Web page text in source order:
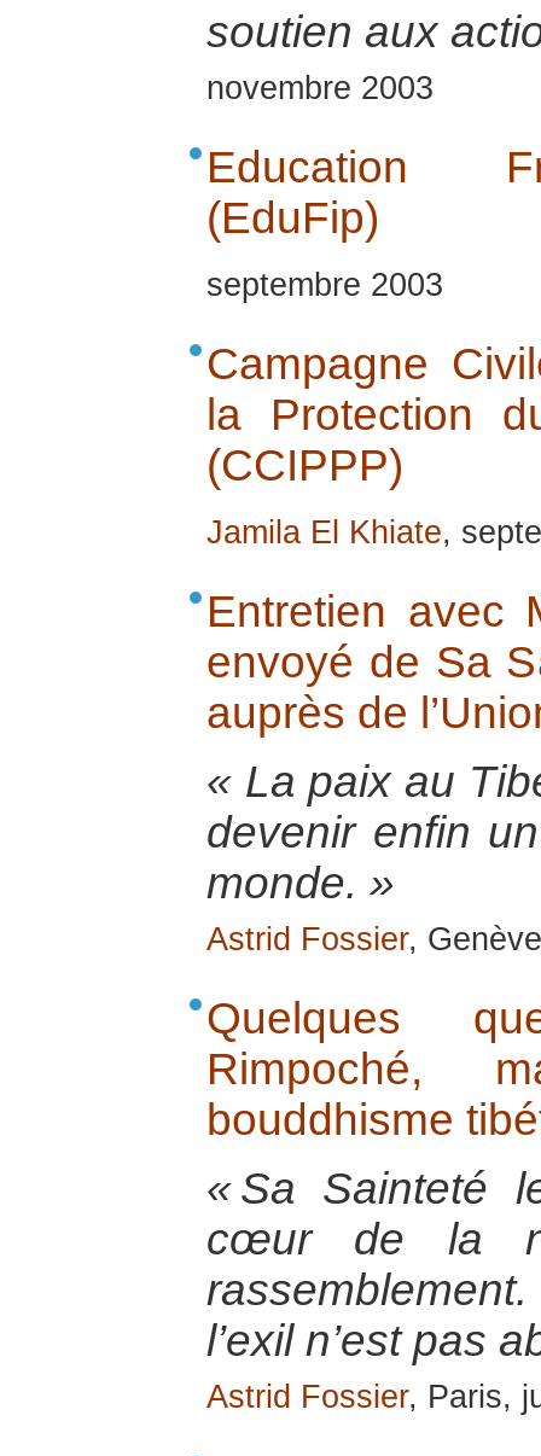
soutien aux
novembre 2003
Education
(EduFip)
septembre 2003
Campagne
la Protection
(CCIPPP)
Jamila El Khiate,
Entretien avec
envoyé de Sa
auprès de
« La paix au
devenir enfin
monde. »
Astrid Fossier,
Quelques
Rimpoché,
bouddhisme
« Sa Sainteté
cœur de la
l’exil n’est pas
Astrid Fossier, Paris,